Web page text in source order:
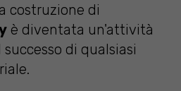
costruzione di
è diventata un'attività
di qualsiasi